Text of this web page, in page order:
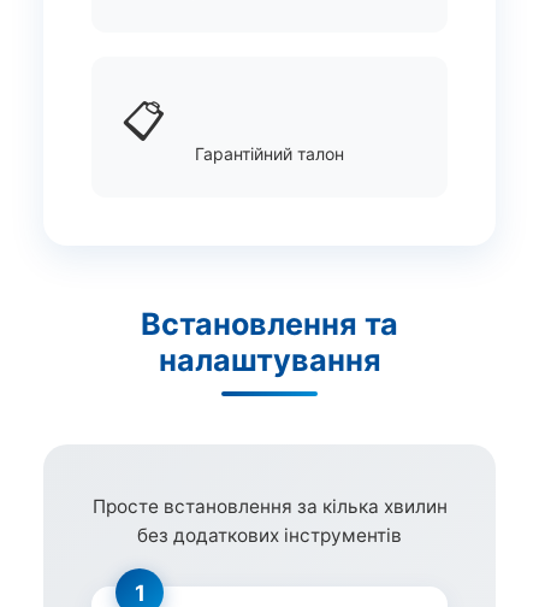
📋
Гарантійний талон
Встановлення та
налаштування
Просте встановлення за кілька хвилин
без додаткових інструментів
1